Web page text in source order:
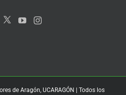
de Aragón, UCARAGÓN | Todos los